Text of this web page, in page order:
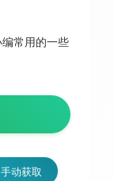
常用的一些
手动获取